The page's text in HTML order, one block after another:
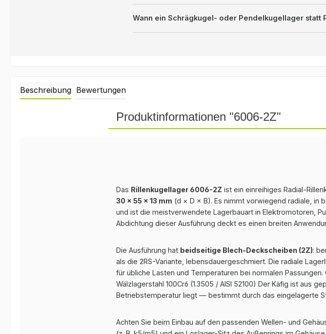
Wann ein Schrägkugel- oder Pendelkugellager statt
Beschreibung Bewertungen
Produktinformationen "6006-2Z"
Das Rillenkugellager 6006-2Z ist ein einreihiges Radial-
30 × 55 × 13 mm (d × D × B). Es nimmt vorwiegend radiale, in
und ist die meistverwendete Lagerbauart in Elektromotoren,
Abdichtung dieser Ausführung deckt es einen breiten
Die Ausführung hat beidseitige Blech-Deckscheiben (2Z):
als die 2RS-Variante, lebensdauergeschmiert. Die radiale
für übliche Lasten und Temperaturen bei normalen
Wälzlagerstahl 100Cr6 (1.3505 / AISI 52100) Der Käfig ist aus
Betriebstemperatur liegt — bestimmt durch das eingelagerte
Achten Sie beim Einbau auf den passenden Wellen- und